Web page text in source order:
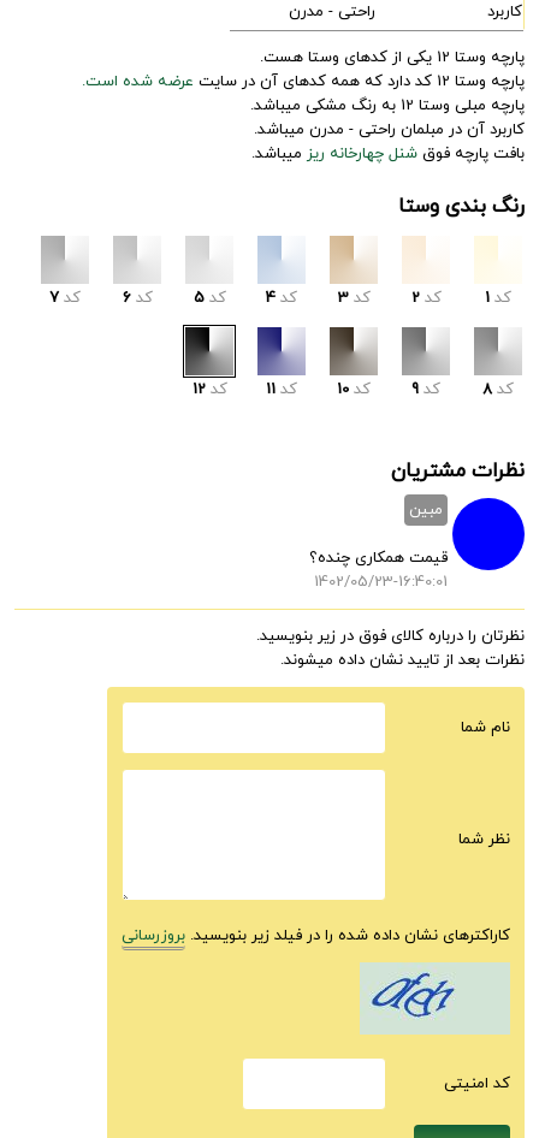
کاربرد
راحتی - مدرن
پارچه وستا 12 یکی از کدهای وستا هست.
پارچه وستا 12 کد دارد که همه کدهای آن در سایت
عرضه شده است.
پارچه مبلی وستا 12 به رنگ مشکی میباشد.
کاربرد آن در مبلمان راحتی - مدرن میباشد.
بافت پارچه فوق شنل چهارخانه ریز میباشد.
رنگ بندی وستا
کد 1 کد 2 کد 3 کد 4 کد 5 کد 6 کد 7
کد 8 کد 9 کد 10 کد 11 کد 12
نظرات مشتریان
مبین
قیمت همکاری چنده؟
1402/05/23-16:40:01
نظرتان را درباره کالای فوق در زیر بنویسید.
نظرات بعد از تایید نشان داده میشوند.
نام شما
نظر شما
کاراکترهای نشان داده شده را در فیلد زیر بنویسید. بروزرسانی
كد امنيتى